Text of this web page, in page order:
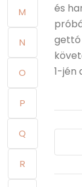
M
N
O
P
Q
R
és
gettó
1-jén